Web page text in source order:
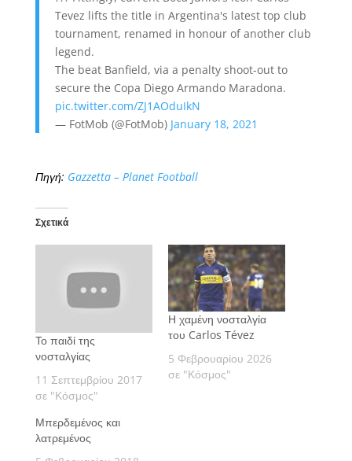
Tevez lifts the title in Argentina's latest top club
tournament, renamed in honour of another club
legend.
The beat Banfield, via a penalty shoot-out to
secure the Copa Diego Armando Maradona.
pic.twitter.com/ZJ1AOduIkN
— FotMob (@FotMob) January 18, 2021
Πηγή: Gazzetta – Planet Football
Σχετικά
Το παιδί της
νοσταλγίας
11 Σεπτεμβρίου 2017
σε "Κόσμος"
Η χαμένη νοσταλγία
του Carlos Tévez
5 Φεβρουαρίου 2026
σε "Κόσμος"
Μπερδεμένος και
λατρεμένος